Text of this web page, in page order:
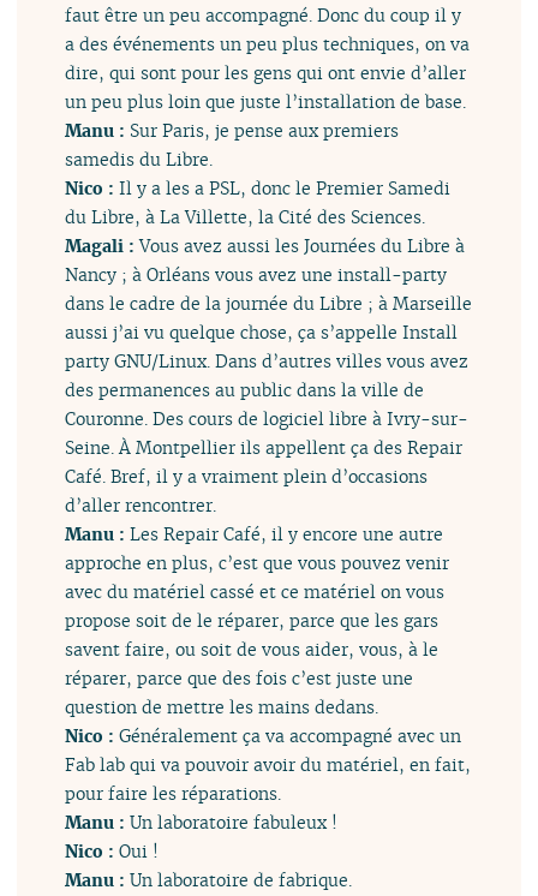
faut être un peu accompagné. Donc du coup il y
a des événements un peu plus techniques, on va
dire, qui sont pour les gens qui ont envie d’aller
un peu plus loin que juste l’installation de base.
Manu : Sur Paris, je pense aux premiers
samedis du Libre.
Nico :Il y a les a PSL, donc le Premier Samedi
du Libre, à La Villette, la Cité des Sciences.
Magali :Vous avez aussi les Journées du Libre à
Nancy ; à Orléans vous avez une install-party
dans le cadre de la journée du Libre ; à Marseille
aussi j’ai vu quelque chose, ça s’appelle Install
party GNU/Linux. Dans d’autres villes vous avez
des permanences au public dans la ville de
Couronne. Des cours de logiciel libre à Ivry-sur-
Seine. À Montpellier ils appellent ça des Repair
Café. Bref, il y a vraiment plein d’occasions
d’aller rencontrer.
Manu :Les Repair Café, il y encore une autre
approche en plus, c’est que vous pouvez venir
avec du matériel cassé et ce matériel on vous
propose soit de le réparer, parce que les gars
savent faire, ou soit de vous aider, vous, à le
réparer, parce que des fois c’est juste une
question de mettre les mains dedans.
Nico :Généralement ça va accompagné avec un
Fab lab qui va pouvoir avoir du matériel, en fait,
pour faire les réparations.
Manu :Un laboratoire fabuleux !
Nico :Oui !
Manu :Un laboratoire de fabrique.